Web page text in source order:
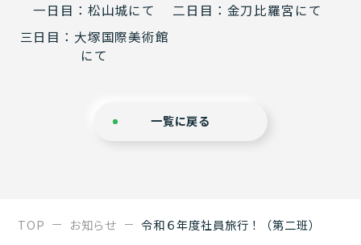
一日目：松山城にて
二日目：金刀比羅宮にて
三日目：大塚国際美術館
にて
一覧に戻る
TOP お知らせ 令和６年度社員旅行！（第二班）